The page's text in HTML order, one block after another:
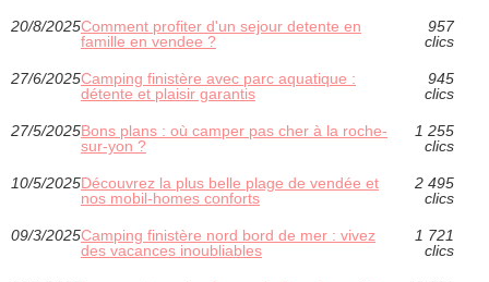
20/8/2025Comment profiter d'un sejour detente en
famille en vendee ?
957
clics
27/6/2025Camping finistère avec parc aquatique :
détente et plaisir garantis
945
clics
27/5/2025Bons plans : où camper pas cher à la roche-
sur-yon ?
1 255
clics
10/5/2025Découvrez la plus belle plage de vendée et
nos mobil-homes conforts
2 495
clics
09/3/2025Camping finistère nord bord de mer : vivez
des vacances inoubliables
1 721
clics